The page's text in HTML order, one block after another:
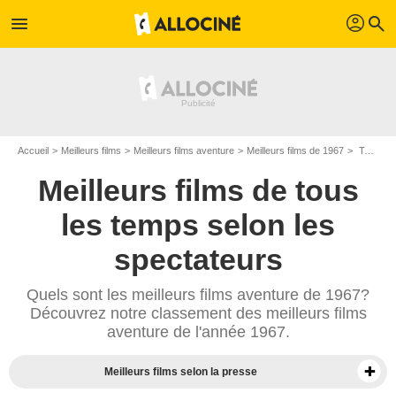
menu profil search
Accueil Meilleurs films Meilleurs films aventure Meilleurs films de 1967 Top films aventure de 1967
Meilleurs films de tous
les temps selon les
spectateurs
Quels sont les meilleurs films aventure de 1967?
Découvrez notre classement des meilleurs films
aventure de l'année 1967.
Meilleurs films selon la presse